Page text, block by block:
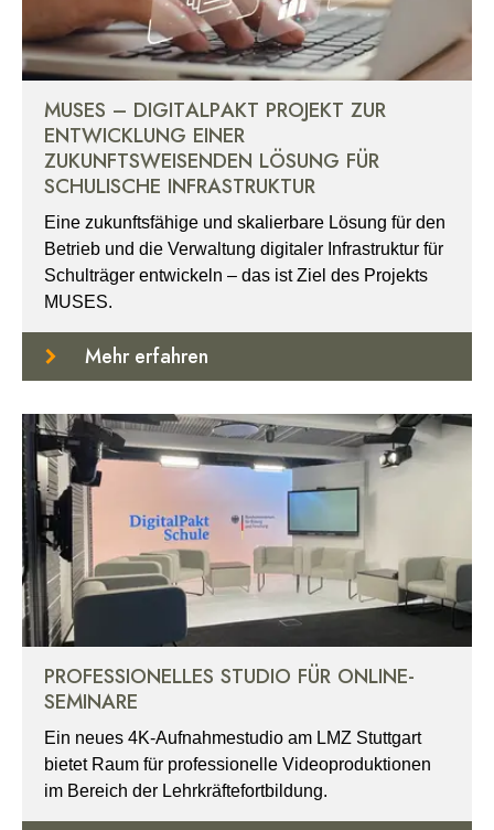
MUSES – DIGITALPAKT PROJEKT ZUR
ENTWICKLUNG EINER
ZUKUNFTSWEISENDEN LÖSUNG FÜR
SCHULISCHE INFRASTRUKTUR
Eine zukunftsfähige und skalierbare Lösung für den
Betrieb und die Verwaltung digitaler Infrastruktur für
Schulträger entwickeln – das ist Ziel des Projekts
MUSES.
Mehr erfahren
PROFESSIONELLES STUDIO FÜR ONLINE-
SEMINARE
Ein neues 4K-Aufnahmestudio am LMZ Stuttgart
bietet Raum für professionelle Videoproduktionen
im Bereich der Lehrkräftefortbildung.